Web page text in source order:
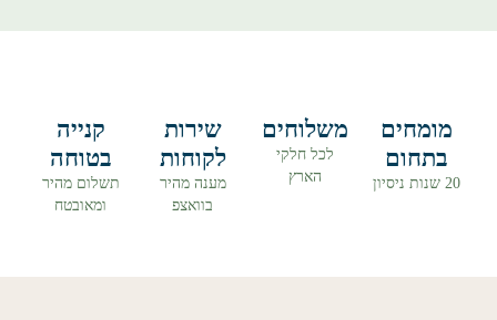
מומחים
בתחום
20 שנות ניסיון
משלוחים
לכל חלקי
הארץ
שירות
לקוחות
מענה מהיר
בוואצפ
קנייה
בטוחה
תשלום מהיר
ומאובטח